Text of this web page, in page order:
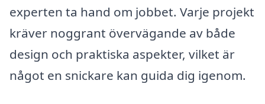
experten ta hand om jobbet. Varje projekt
kräver noggrant övervägande av både
design och praktiska aspekter, vilket är
något en snickare kan guida dig igenom.